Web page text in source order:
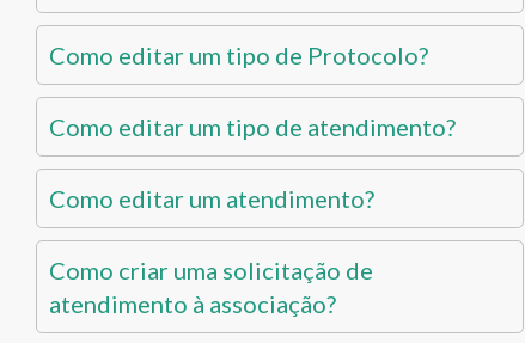
Como editar um tipo de Protocolo?
Como editar um tipo de atendimento?
Como editar um atendimento?
Como criar uma solicitação de
atendimento à associação?